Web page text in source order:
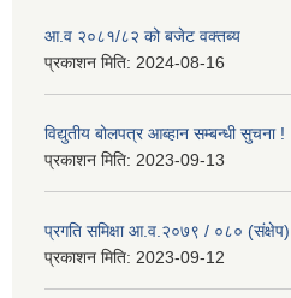
आ.व २०८१/८२ को बजेट वक्तब्य
प्रकाशन मिति: 2024-08-16
विद्युतीय बोलपत्र आब्हान सम्बन्धी सुचना !
प्रकाशन मिति: 2023-09-13
प्रगति समिक्षा आ.व.२०७९ / ०८० (संक्षेप)
प्रकाशन मिति: 2023-09-12